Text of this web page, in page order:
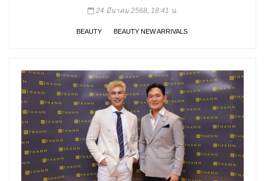
24 มีนาคม 2568, 18:41 น.
BEAUTY BEAUTY NEW ARRIVALS